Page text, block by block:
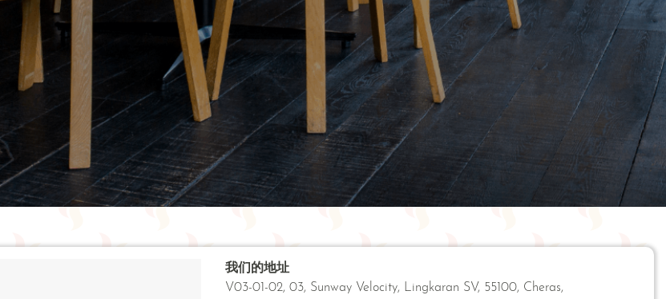
我们的地址
V03-01-02, 03, Sunway Velocity, Lingkaran SV, 55100, Cheras,